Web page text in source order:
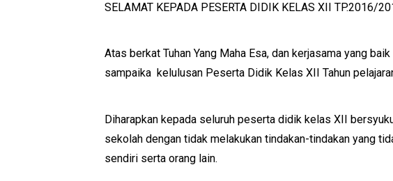
SELAMAT KEPADA PESERTA DIDIK KELAS XII TP.2016/
Atas berkat Tuhan Yang Maha Esa, dan kerjasama yang
sampaika kelulusan Peserta Didik Kelas XII Tahun
Diharapkan kepada seluruh peserta didik kelas XII
sekolah dengan tidak melakukan tindakan-tindakan yang
sendiri serta orang lain.